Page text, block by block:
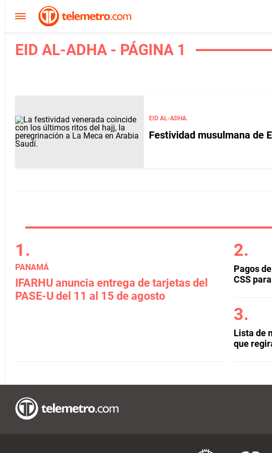
EID AL-ADHA - PÁGINA 1
EID AL-ADHA.
Festividad musulmana de
PANAMÁ
IFARHU anuncia entrega de tarjetas del
PASE-U del 11 al 15 de agosto
Pagos
CSS
Lista de
que